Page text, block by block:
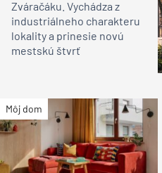
Zváračáku. Vychádza z
industriálneho charakteru
lokality a prinesie novú
mestskú štvrť
Môj dom